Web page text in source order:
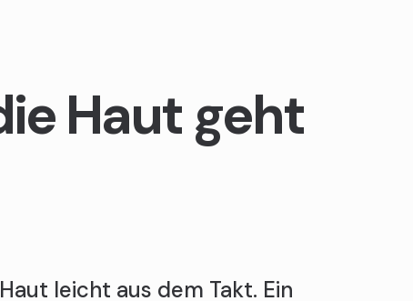
Haut geht
leicht aus dem Takt. Ein